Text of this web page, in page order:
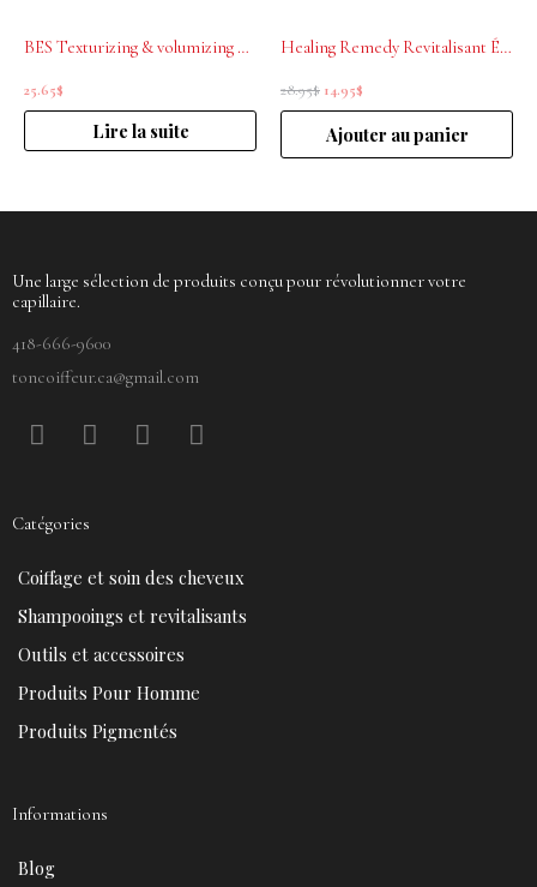
BES Texturizing & volumizing mousse 250mL
25.65$
Lire la suite
Healing Remedy Revitalisant Équilibrant du Cuir Chevelu 250 ml- antipelliculaire
28.95$ 14.95$
Ajouter au panier
Une large sélection de produits conçu pour révolutionner votre
capillaire.
418-666-9600
toncoiffeur.ca@gmail.com
F
a
b
o
o
k
P
i
e
e
s
t
Y
o
b
e
I
n
r
a
Catégories
Coiffage et soin des cheveux
Shampooings et revitalisants
Outils et accessoires
Produits Pour Homme
Produits Pigmentés
Informations
Blog